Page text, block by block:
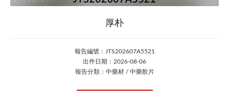
厚朴
報告編號：JTS202607A5521
出件日期：2026-08-06
報告分類：中藥材 / 中藥飲片